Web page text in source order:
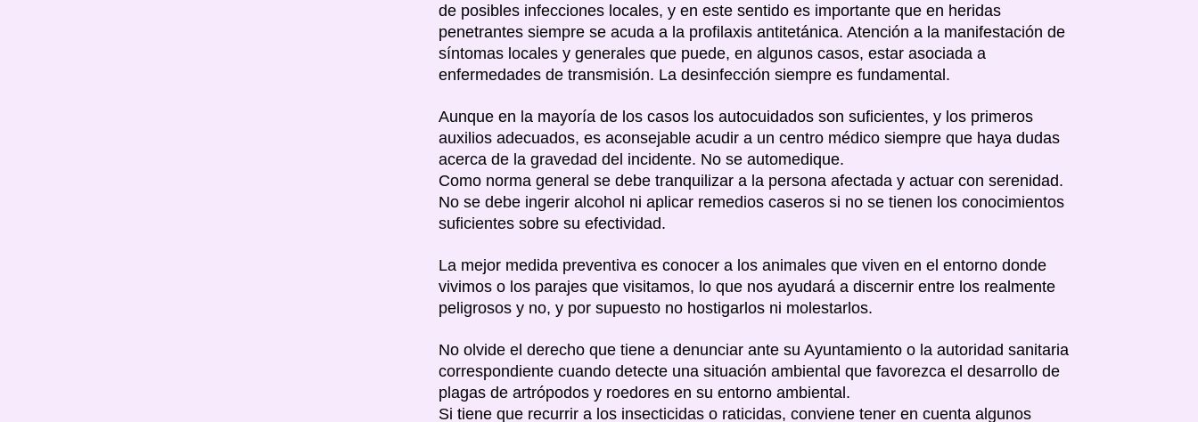
de posibles infecciones locales, y en este sentido es importante que en heridas
penetrantes siempre se acuda a la profilaxis antitetánica. Atención a la manifestación de
síntomas locales y generales que puede, en algunos casos, estar asociada a
enfermedades de transmisión. La desinfección siempre es fundamental.
Aunque en la mayoría de los casos los autocuidados son suficientes, y los primeros
auxilios adecuados, es aconsejable acudir a un centro médico siempre que haya dudas
acerca de la gravedad del incidente. No se automedique.
Como norma general se debe tranquilizar a la persona afectada y actuar con serenidad.
No se debe ingerir alcohol ni aplicar remedios caseros si no se tienen los conocimientos
suficientes sobre su efectividad.
La mejor medida preventiva es conocer a los animales que viven en el entorno donde
vivimos o los parajes que visitamos, lo que nos ayudará a discernir entre los realmente
peligrosos y no, y por supuesto no hostigarlos ni molestarlos.
No olvide el derecho que tiene a denunciar ante su Ayuntamiento o la autoridad sanitaria
correspondiente cuando detecte una situación ambiental que favorezca el desarrollo de
plagas de artrópodos y roedores en su entorno ambiental.
Si tiene que recurrir a los insecticidas o raticidas, conviene tener en cuenta algunos